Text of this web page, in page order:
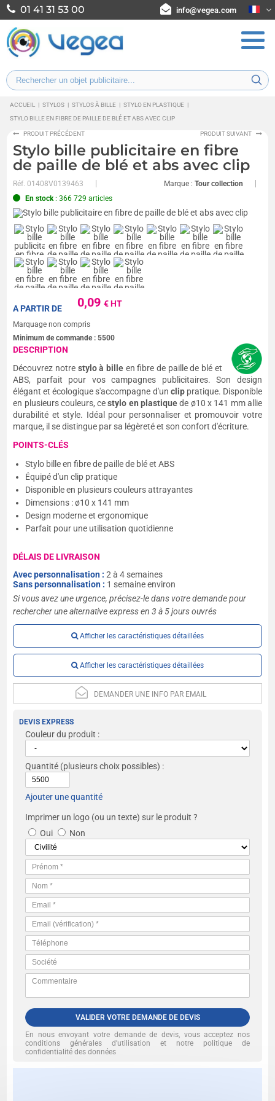
01 41 31 53 00 info@vegea.com
ACCUEIL | STYLOS | STYLOS À BILLE | STYLO EN PLASTIQUE |
STYLO BILLE EN FIBRE DE PAILLE DE BLÉ ET ABS AVEC CLIP
PRODUIT PRÉCÉDENT PRODUIT SUIVANT
Stylo bille publicitaire en fibre
de paille de blé et abs avec clip
Réf.01408V0139463 Marque : Tour collection
En stock: 366 729 articles
0,09€ HT
A PARTIR DE
Marquage non compris
Minimum de commande :5500
DESCRIPTION
Découvrez notre stylo à billeen fibre de paille de blé et
ABS, parfait pour vos campagnes publicitaires. Son design
élégant et écologique s'accompagne d'un clippratique. Disponible
en plusieurs couleurs, cestylo en plastiquede ø10 x 141 mm allie
durabilité et style. Idéal pour personnaliser et promouvoir votre
marque, il se distingue par sa légèreté et son confort d'écriture.
POINTS-CLÉS
Stylo bille en fibre de paille de blé et ABS
Équipé d'un clip pratique
Disponible en plusieurs couleurs attrayantes
Dimensions : ø10 x 141 mm
Design moderne et ergonomique
Parfait pour une utilisation quotidienne
DÉLAIS DE LIVRAISON
Avec personnalisation :2 à 4 semaines
Sans personnalisation : 1 semaine environ
Si vous avez une urgence, précisez-le dans votre demande pour
rechercher une alternative express en 3 à 5 jours ouvrés
Afficher les caractéristiques détaillées
Afficher les caractéristiques détaillées
DEMANDER UNE INFO PAR EMAIL
DEVIS EXPRESS
Couleur du produit :
Quantité (plusieurs choix possibles) :
Ajouter une quantité
Imprimer un logo (ou un texte) sur le produit ?
Oui
Non
VALIDER VOTRE DEMANDE DE DEVIS
En nous envoyant votre demande de devis, vous acceptez nos
conditions générales d’utilisation et notre politique de
confidentialité des données